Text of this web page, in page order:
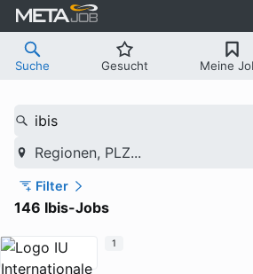
Suche Gesucht Meine
ibis
Regionen, PLZ...
Filter
146 Ibis-Jobs
1